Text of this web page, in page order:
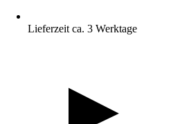
Lieferzeit ca. 3 Werktage